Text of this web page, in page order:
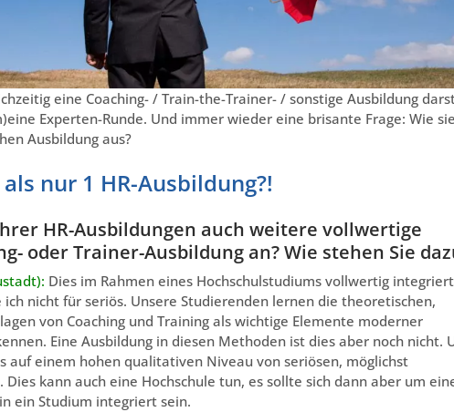
eine Coaching- / Train-the-Trainer- / sonstige Ausbildung
Experten-Runde. Und immer wieder eine brisante Frage: Wie
Ausbildung aus?
nur 1 HR-Ausbildung?!
HR-Ausbildungen auch weitere vollwertige
oder Trainer-Ausbildung an? Wie stehen Sie
Dies im Rahmen eines Hochschulstudiums vollwertig integriert
nicht für seriös. Unsere Studierenden lernen die theoretischen,
von Coaching und Training als wichtige Elemente moderner
Eine Ausbildung in diesen Methoden ist dies aber noch nicht.
auf einem hohen qualitativen Niveau von seriösen, möglichst
kann auch eine Hochschule tun, es sollte sich dann aber um
ein Studium integriert sein.